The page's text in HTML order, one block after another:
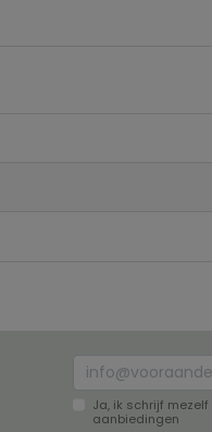
Ja, ik schrijf
aanbiedingen